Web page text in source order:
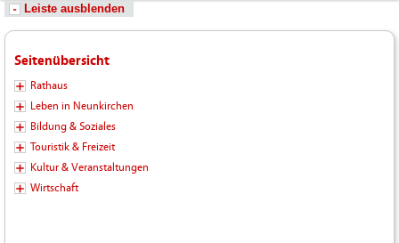
Leiste ausblenden
Seitenübersicht
Rathaus
Leben in Neunkirchen
Bildung & Soziales
Touristik & Freizeit
Kultur & Veranstaltungen
Wirtschaft